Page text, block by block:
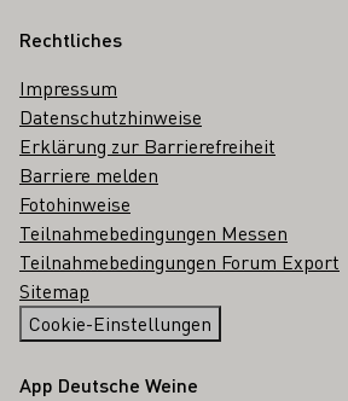
Rechtliches
Impressum
Datenschutzhinweise
Erklärung zur Barrierefreiheit
Barriere melden
Fotohinweise
Teilnahmebedingungen Messen
Teilnahmebedingungen Forum Export
Sitemap
Cookie-Einstellungen
App Deutsche Weine